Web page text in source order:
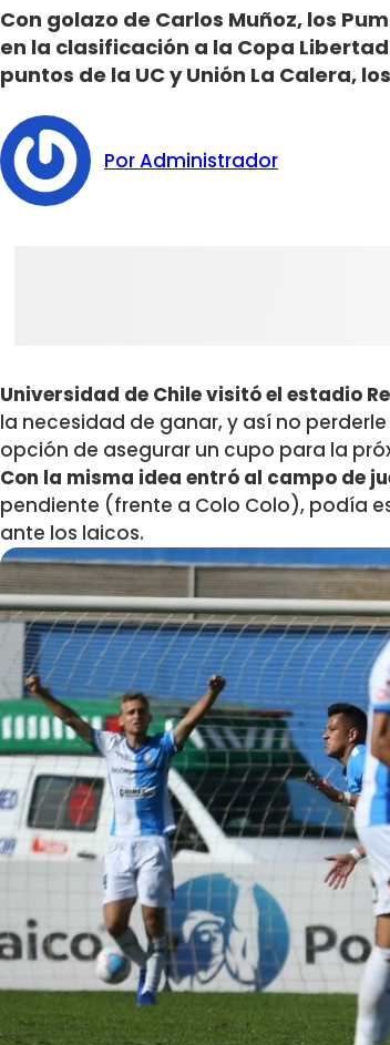
Con golazo de Carlos Muñoz, los
en la clasificación a la Copa
puntos de la UC y Unión La Calera,
Por Administrador
Universidad de Chile visitó el estadio
la necesidad de ganar, y así no
opción de asegurar un cupo para la
Con la misma idea entró al campo de
pendiente (frente a Colo Colo), podía
ante los laicos.